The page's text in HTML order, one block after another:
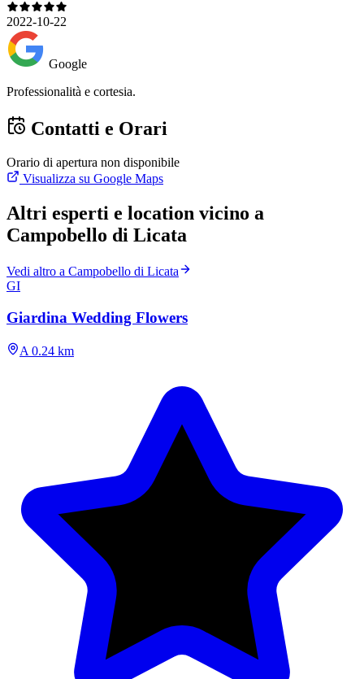
2022-10-22
Google
Professionalità e cortesia.
Contatti e Orari
Orario di apertura non disponibile
Visualizza su Google Maps
Altri esperti e location vicino a
Campobello di Licata
Vedi altro a Campobello di Licata
GI
Giardina Wedding Flowers
A 0.24 km